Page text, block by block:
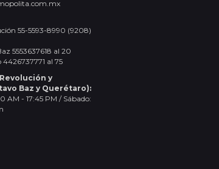
55-5593-8990 (9208)
5553637618 al 20
al 75
y
Baz y Querétaro):
AM - 17:45 PM / Sábado: